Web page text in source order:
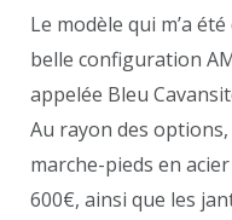
Le modèle qui m’a
belle configuration
appelée Bleu
Au rayon des
marche-pieds en
600€, ainsi que les